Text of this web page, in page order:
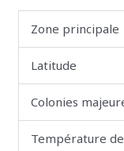
Zone principale
Latitude
Colonies
Température de